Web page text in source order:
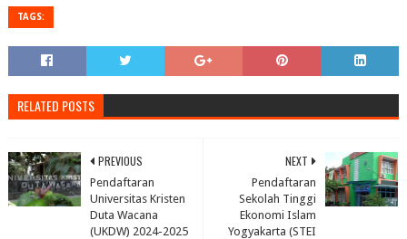
TAGS:
RELATED POSTS
NEXT
Pendaftaran
Sekolah Tinggi
Ekonomi Islam
Yogyakarta (STEI
PREVIOUS
Pendaftaran
Universitas Kristen
Duta Wacana
(UKDW) 2024-2025